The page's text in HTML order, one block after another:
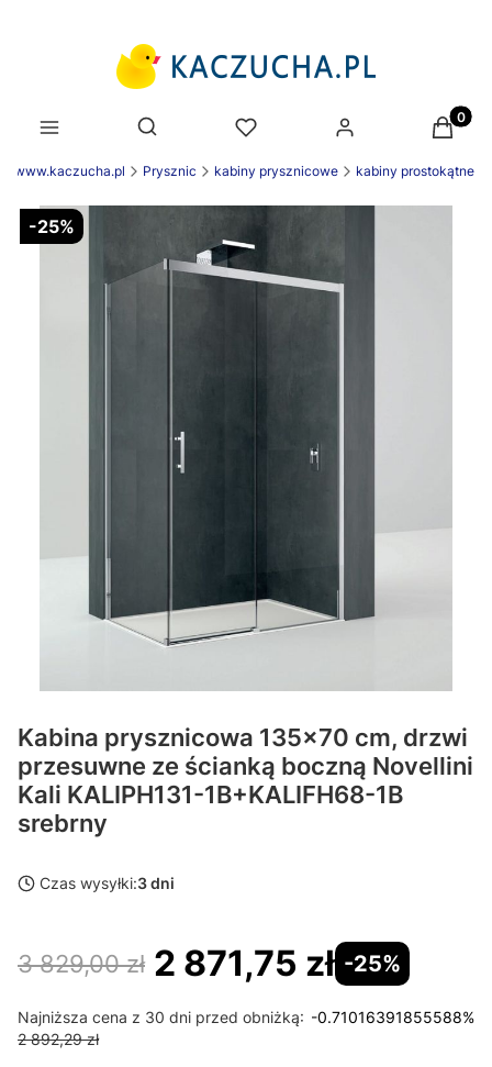
Otwórz wyszukiwarkę
www.kaczucha.pl Prysznic kabiny prysznicowe kabiny prostokątne
-25%
Kabina prysznicowa 135x70 cm, drzwi
przesuwne ze ścianką boczną Novellini
Kali KALIPH131-1B+KALIFH68-1B
srebrny
Czas wysyłki:3 dni
3 829,00 zł 2 871,75 zł -25%
Najniższa cena z 30 dni przed obniżką:
2 892,29 zł
-0.71016391855588%